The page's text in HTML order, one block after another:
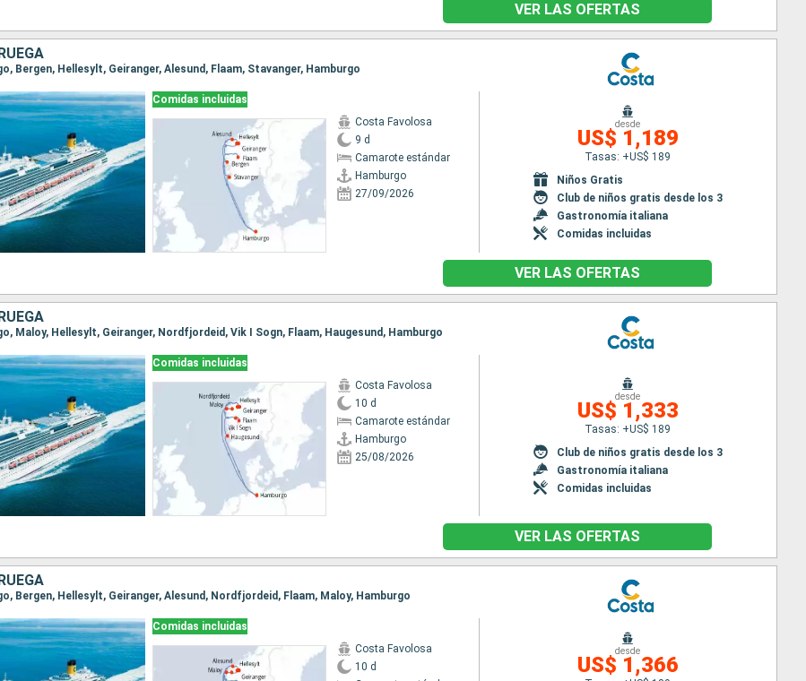
VER LAS OFERTAS
Bergen, Hellesylt, Geiranger, Alesund, Flaam, Stavanger, Hamburgo
Comidas incluidas
Costa Favolosa
9 d
Camarote estándar
Hamburgo
27/09/2026
desde
US$ 1,189
Tasas: +US$ 189
Niños Gratis
Club de niños gratis desde los 3
Gastronomía italiana
Comidas incluidas
VER LAS OFERTAS
Maloy, Hellesylt, Geiranger, Nordfjordeid, Vik I Sogn, Flaam, Haugesund, Hamburgo
Comidas incluidas
Costa Favolosa
10 d
Camarote estándar
Hamburgo
25/08/2026
desde
US$ 1,333
Tasas: +US$ 189
Club de niños gratis desde los 3
Gastronomía italiana
Comidas incluidas
VER LAS OFERTAS
Bergen, Hellesylt, Geiranger, Alesund, Nordfjordeid, Flaam, Maloy, Hamburgo
Comidas incluidas
Costa Favolosa
10 d
desde
US$ 1,366